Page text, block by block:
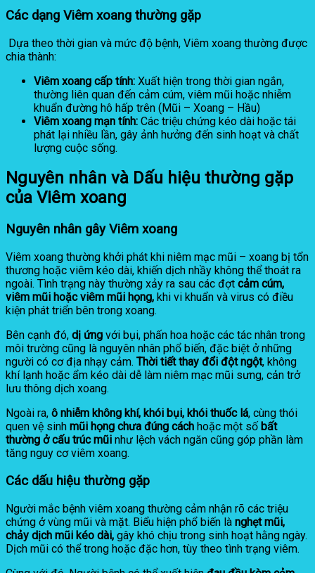
Các dạng Viêm xoang thường gặp
Dựa theo thời gian và mức độ bệnh, Viêm xoang thường được
chia thành:
Viêm xoang cấp tính: Xuất hiện trong thời gian ngắn,
thường liên quan đến cảm cúm, viêm mũi hoặc nhiễm
khuẩn đường hô hấp trên (Mũi – Xoang – Hầu)
Viêm xoang mạn tính: Các triệu chứng kéo dài hoặc tái
phát lại nhiều lần, gây ảnh hưởng đến sinh hoạt và chất
lượng cuộc sống.
Nguyên nhân và Dấu hiệu thường gặp
của Viêm xoang
Nguyên nhân gây Viêm xoang
Viêm xoang thường khởi phát khi niêm mạc mũi – xoang bị tổn
thương hoặc viêm kéo dài, khiến dịch nhầy không thể thoát ra
ngoài. Tình trạng này thường xảy ra sau các đợt cảm cúm,
viêm mũi hoặc viêm mũi họng, khi vi khuẩn và virus có điều
kiện phát triển bên trong xoang.
Bên cạnh đó, dị ứng với bụi, phấn hoa hoặc các tác nhân trong
môi trường cũng là nguyên nhân phổ biến, đặc biệt ở những
người có cơ địa nhạy cảm. Thời tiết thay đổi đột ngột, không
khí lạnh hoặc ẩm kéo dài dễ làm niêm mạc mũi sưng, cản trở
lưu thông dịch xoang.
Ngoài ra, ô nhiễm không khí, khói bụi, khói thuốc lá, cùng thói
quen vệ sinh mũi họng chưa đúng cách hoặc một số bất
thường ở cấu trúc mũi như lệch vách ngăn cũng góp phần làm
tăng nguy cơ viêm xoang.
Các dấu hiệu thường gặp
Người mắc bệnh viêm xoang thường cảm nhận rõ các triệu
chứng ở vùng mũi và mặt. Biểu hiện phổ biến là nghẹt mũi,
chảy dịch mũi kéo dài, gây khó chịu trong sinh hoạt hằng ngày.
Dịch mũi có thể trong hoặc đặc hơn, tùy theo tình trạng viêm.